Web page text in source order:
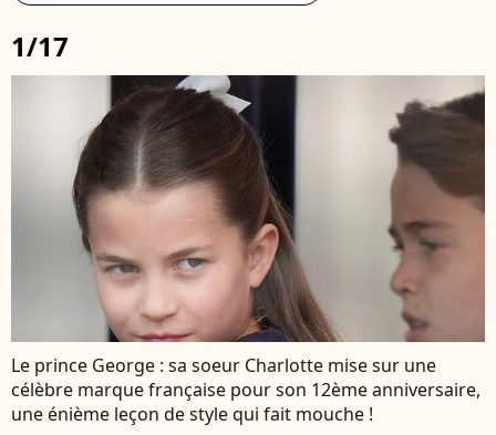
1/17
Le prince George : sa soeur Charlotte mise sur une
célèbre marque française pour son 12ème anniversaire,
une énième leçon de style qui fait mouche !